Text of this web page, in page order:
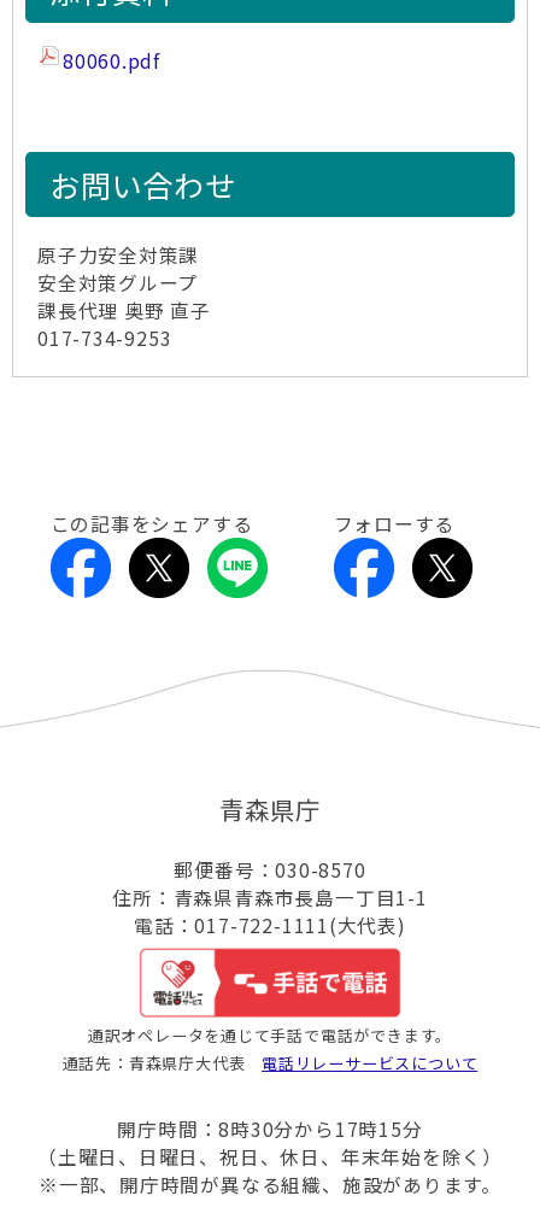
80060.pdf
お問い合わせ
原子力安全対策課
安全対策グループ
課長代理 奥野 直子
017-734-9253
この記事をシェアする フォローする
青森県庁
郵便番号：030-8570
住所：青森県青森市長島一丁目1-1
電話：017-722-1111(大代表)
通訳オペレータを通じて手話で電話ができます。
通話先：青森県庁大代表 電話リレーサービスについて
開庁時間：8時30分から17時15分
（土曜日、日曜日、祝日、休日、年末年始を除く）
※一部、開庁時間が異なる組織、施設があります。